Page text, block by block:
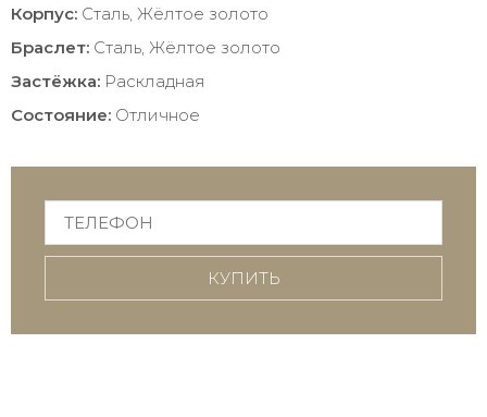
Корпус: Сталь, Жёлтое золото
Браслет: Сталь, Жёлтое золото
Застёжка: Раскладная
Состояние: Отличное
КУПИТЬ